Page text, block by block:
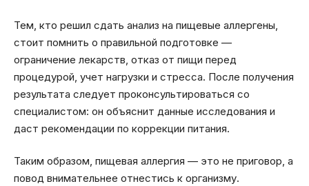
Тем, кто решил сдать анализ на пищевые аллергены,
стоит помнить о правильной подготовке —
ограничение лекарств, отказ от пищи перед
процедурой, учет нагрузки и стресса. После получения
результата следует проконсультироваться со
специалистом: он объяснит данные исследования и
даст рекомендации по коррекции питания.
Таким образом, пищевая аллергия — это не приговор, а
повод внимательнее отнестись к организму.